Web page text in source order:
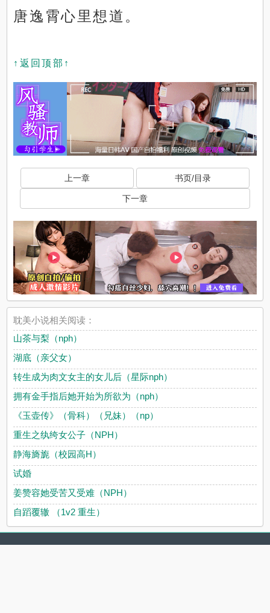
唐逸霄心里想道。
↑返回顶部↑
上一章 书页/目录
下一章
耽美小说相关阅读：
山茶与梨（nph）
湖底（亲父女）
转生成为肉文女主的女儿后（星际nph）
拥有金手指后她开始为所欲为（nph）
《玉壶传》（骨科）（兄妹）（np）
重生之纨绔女公子（NPH）
静海旖旎（校园高H）
试婚
姜赞容她受苦又受难（NPH）
自蹈覆辙 （1v2 重生）